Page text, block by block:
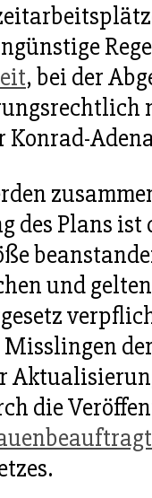
, bei der
Konrad-
des Plans
und
die